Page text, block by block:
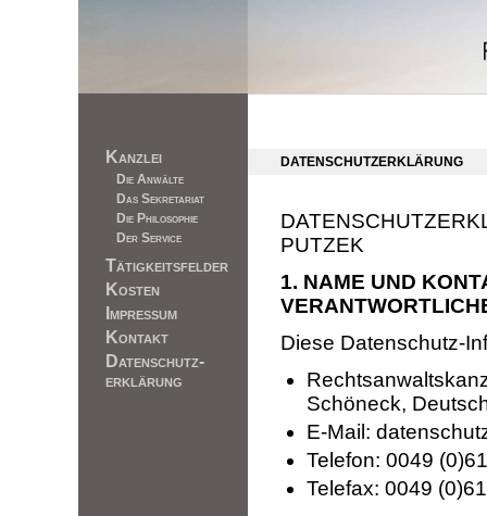
Kanzlei
Die Anwälte
Das Sekretariat
Die Philosophie
Der Service
Tätigkeitsfelder
Kosten
Impressum
Kontakt
Datenschutz-
erklärung
DATENSCHUTZERKLÄRUNG
PUTZEK
1. NAME UND
Diese Datenschutz-
Schöneck,
E-Mail:
Telefon: 0049
Telefax: 0049